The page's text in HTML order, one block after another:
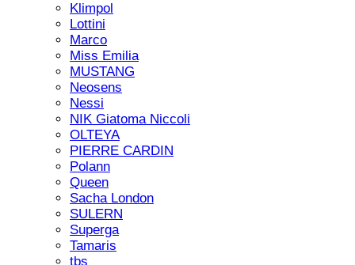
Klimpol
Lottini
Marco
Miss Emilia
MUSTANG
Neosens
Nessi
NIK Giatoma Niccoli
OLTEYA
PIERRE CARDIN
Polann
Queen
Sacha London
SULERN
Superga
Tamaris
tbs